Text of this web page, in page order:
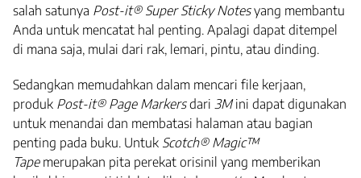
salah satunya Post-it® Super Sticky Notesyang membantu
Anda untuk mencatat hal penting. Apalagi dapat ditempel
di mana saja, mulai dari rak, lemari, pintu, atau dinding.
Sedangkan memudahkan dalam mencari file kerjaan,
produk Post-it® Page Markersdari 3Mini dapat digunakan
untuk menandai dan membatasi halaman atau bagian
penting pada buku. Untuk Scotch® Magic™
Tapemerupakan pita perekat orisinil yang memberikan